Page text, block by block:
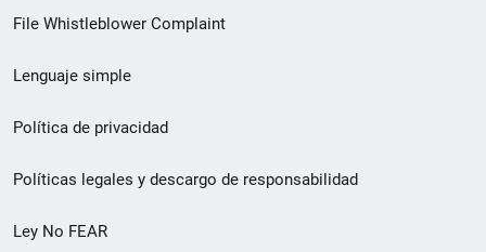
de
de
pie
de
página
File Whistleblower Complaint
Lenguaje simple
Política de privacidad
Políticas legales y descargo de responsabilidad
Ley No FEAR